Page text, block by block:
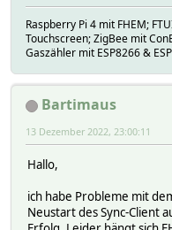
Raspberry Pi 4 mit FHEM;
Touchscreen; ZigBee mit
Gaszähler mit ESP8266 &
Bartimaus
13 Dezember 2022, 23:00:11
Hallo,
ich habe Probleme mit
Neustart des Sync-Client